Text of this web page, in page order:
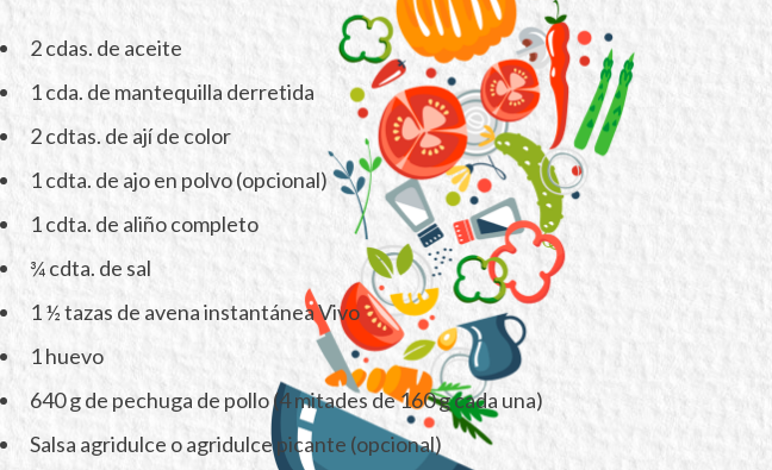
2 cdas. de aceite
1 cda. de mantequilla derretida
2 cdtas. de ají de color
1 cdta. de ajo en polvo (opcional)
1 cdta. de aliño completo
¾ cdta. de sal
1 ½ tazas de avena instantánea Vivo
1 huevo
640 g de pechuga de pollo (4 mitades de 160 g cada una)
Salsa agridulce o agridulce picante (opcional)